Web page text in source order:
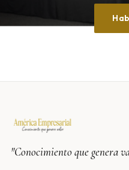
"Conocimiento que genera